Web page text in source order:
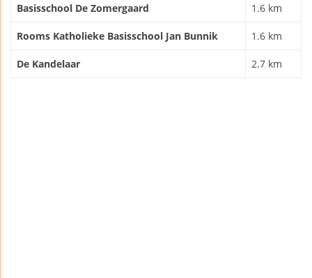
Basisschool De Zomergaard 1.6 km
Rooms Katholieke Basisschool Jan Bunnik 1.6 km
De Kandelaar 2.7 km